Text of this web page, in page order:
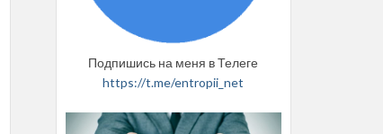
Подпишись на меня в Телеге
https://t.me/entropii_net